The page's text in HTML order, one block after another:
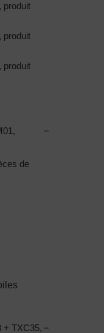
produit
produit
produit
de
mobiles subcategories
+ TXC35,